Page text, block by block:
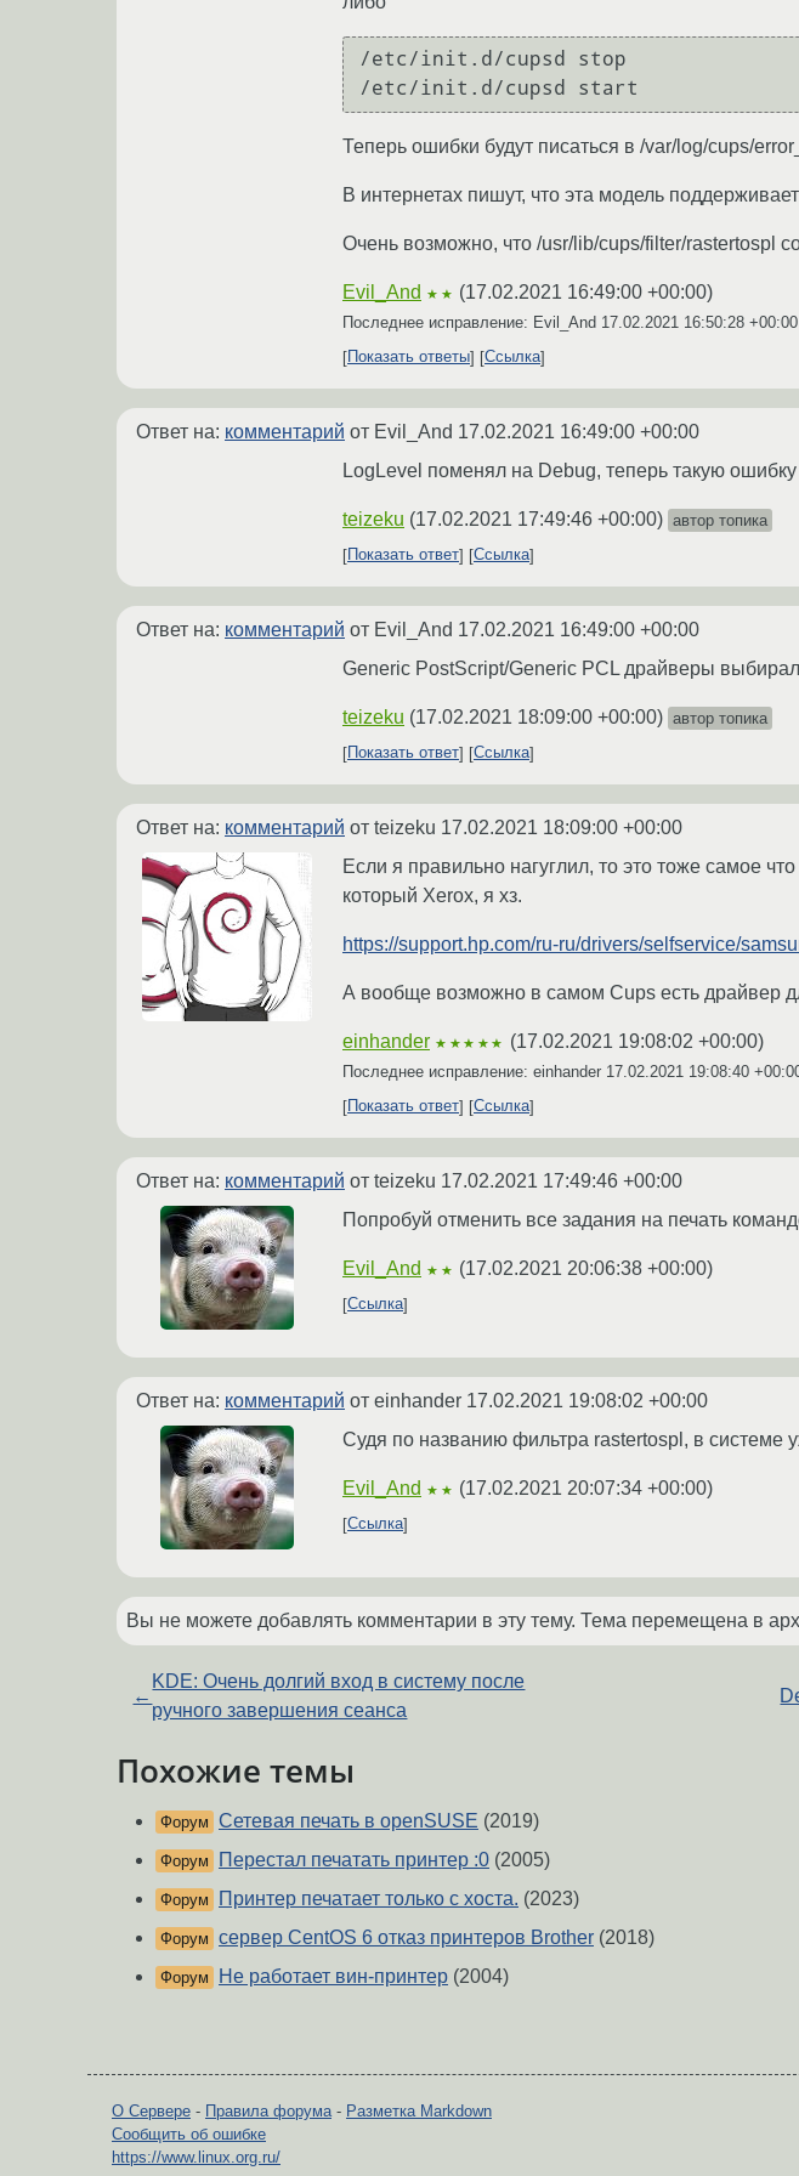
/etc/init.d/cupsd stop
Теперь ошибки будут писаться в /var/log/cups/
В интернетах пишут, что эта модель
Очень возможно, что /usr/lib/cups/filter/rastertospl
Evil_And ★★ (17.02.2021 16:49:00 +00:00)
Последнее исправление: Evil_And 17.02.2021 16:50:28 +00:00
Показать ответы
Ссылка
Ответ на: комментарий от Evil_And 17.02.2021 16:49:00 +00:00
LogLevel поменял на Debug, теперь такую
teizeku (17.02.2021 17:49:46 +00:00) автор топика
Показать ответ
Ссылка
Ответ на: комментарий от Evil_And 17.02.2021 16:49:00 +00:00
Generic PostScript/Generic PCL драйверы
teizeku (17.02.2021 18:09:00 +00:00) автор топика
Показать ответ
Ссылка
Ответ на: комментарий от teizeku 17.02.2021 18:09:00 +00:00
Если я правильно нагуглил, то это тоже самое
который Xerox, я хз.
https://support.hp.com/ru-ru/drivers/selfservice/
А вообще возможно в самом Cups есть драйвер
einhander ★★★★★ (17.02.2021 19:08:02 +00:00)
Последнее исправление: einhander 17.02.2021 19:08:40
Показать ответ
Ссылка
Ответ на: комментарий от teizeku 17.02.2021 17:49:46 +00:00
Попробуй отменить все задания на печать
Evil_And ★★ (17.02.2021 20:06:38 +00:00)
Ссылка
Ответ на: комментарий от einhander 17.02.2021 19:08:02 +00:00
Судя по названию фильтра rastertospl, в системе
Evil_And ★★ (17.02.2021 20:07:34 +00:00)
Ссылка
Вы не можете добавлять комментарии в эту тему. Тема перемещена в
←
KDE: Очень долгий вход в систему после
ручного завершения сеанса
Похожие темы
Форум Сетевая печать в openSUSE (2019)
Форум Перестал печатать принтер :0 (2005)
Форум Принтер печатает только с хоста. (2023)
Форум сервер CentOS 6 отказ принтеров Brother (2018)
Форум Не работает вин-принтер (2004)
О Сервере - Правила форума- Разметка Markdown
Сообщить об ошибке
https://www.linux.org.ru/